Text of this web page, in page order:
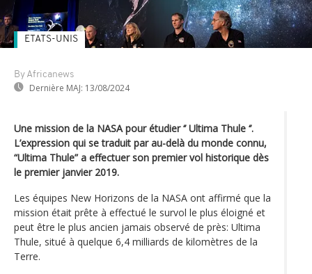
By Africanews
Dernière MAJ: 13/08/2024
ETATS-UNIS
Une mission de la NASA pour étudier ‘’ Ultima Thule ‘’.
L’expression qui se traduit par au-delà du monde connu,
“Ultima Thule” a effectuer son premier vol historique dès
le premier janvier 2019.
Les équipes New Horizons de la NASA ont affirmé que la
mission était prête à effectué le survol le plus éloigné et
peut être le plus ancien jamais observé de près: Ultima
Thule, situé à quelque 6,4 milliards de kilomètres de la
Terre.